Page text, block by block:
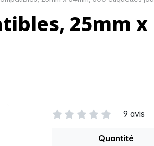
25mm
9 avis
Quantité